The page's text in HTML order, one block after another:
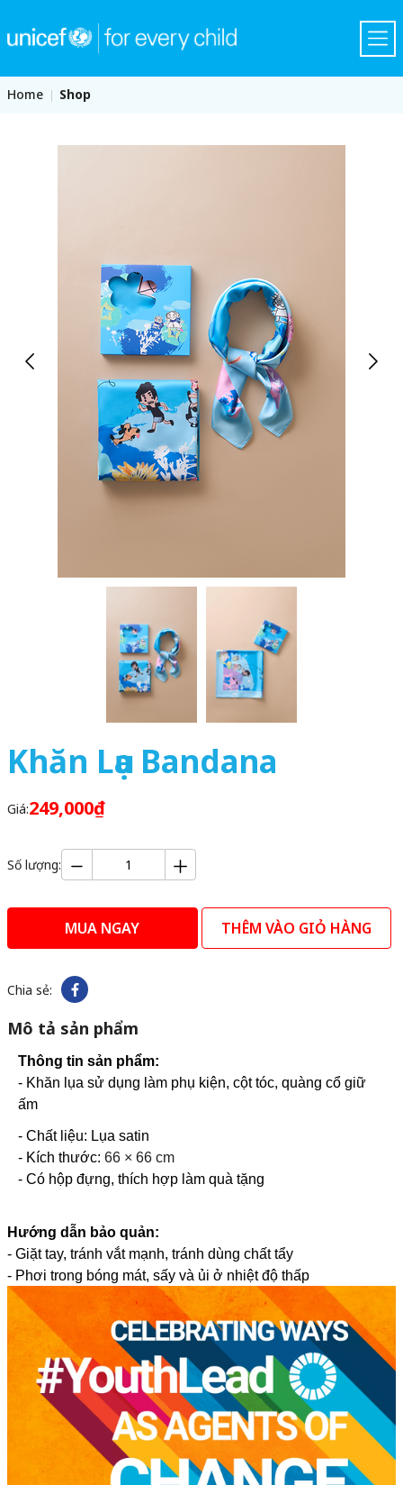
Home Shop
Khăn Lụa Bandana
Giá:249,000₫
Số lượng:
MUA NGAY THÊM VÀO GIỎ HÀNG
Chia sẻ:
Mô tả sản phẩm
Thông tin sản phẩm:
- Khăn lụa sử dụng làm phụ kiện, cột tóc, quàng cổ giữ
ấm
- Chất liệu: Lụa satin
- Kích thước: 66 × 66 cm
- Có hộp đựng, thích hợp làm quà tặng
Hướng dẫn bảo quản:
- Giặt tay, tránh vắt mạnh, tránh dùng chất tẩy
- Phơi trong bóng mát, sấy và ủi ở nhiệt độ thấp